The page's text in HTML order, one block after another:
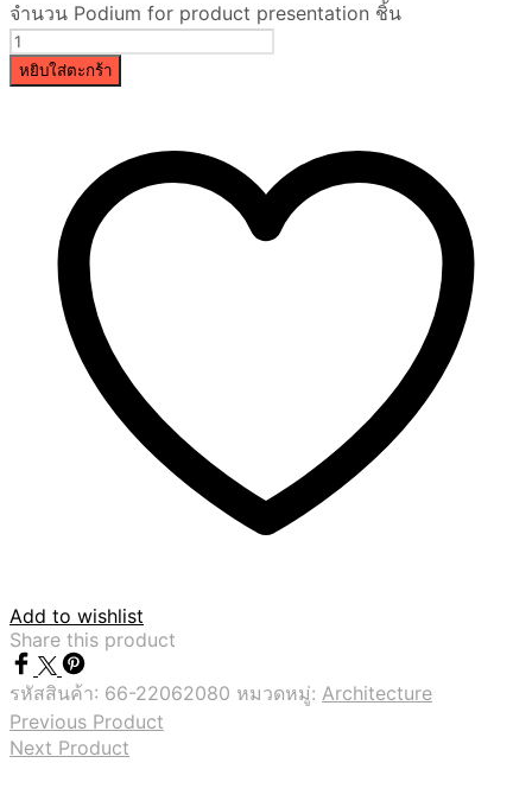
จำนวน Podium for product presentation ชิ้น
หยิบใส่ตะกร้า
Add to wishlist
Share this product
รหัสสินค้า: 66-22062080 หมวดหมู่: Architecture
Previous Product
Next Product